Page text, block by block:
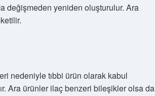
değişmeden yeniden oluşturulur. Ara
nedeniyle tıbbi ürün olarak kabul
Ara ürünler ilaç benzeri bileşikler olsa da